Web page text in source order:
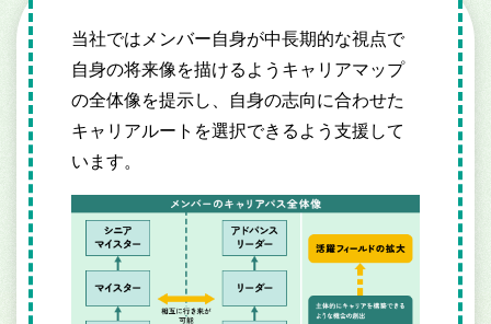
当社ではメンバー自身が中長期的な視点で
自身の将来像を描けるようキャリアマップ
の全体像を提示し、自身の志向に合わせた
キャリアルートを選択できるよう支援して
います。